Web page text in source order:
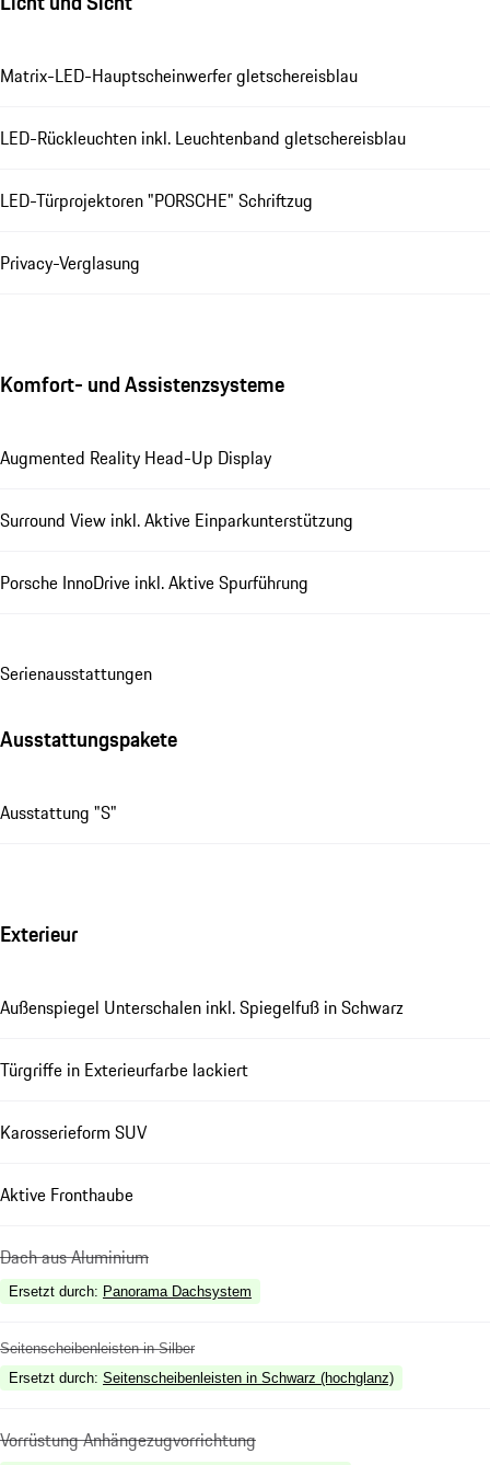
Matrix-LED-Hauptscheinwerfer gletschereisblau
LED-Rückleuchten inkl. Leuchtenband gletschereisblau
LED-Türprojektoren "PORSCHE" Schriftzug
Privacy-Verglasung
Komfort- und Assistenzsysteme
Augmented Reality Head-Up Display
Surround View inkl. Aktive Einparkunterstützung
Porsche InnoDrive inkl. Aktive Spurführung
Se­ri­en­aus­stat­tungen
Ausstattungspakete
Ausstattung "S"
Exterieur
Außenspiegel Unterschalen inkl. Spiegelfuß in Schwarz
Türgriffe in Exterieurfarbe lackiert
Karosserieform SUV
Aktive Fronthaube
Dach aus Aluminium
Ersetzt durch: Panorama Dachsystem
Seitenscheibenleisten in Silber
Ersetzt durch: Seitenscheibenleisten in Schwarz (hochglanz)
Vorrüstung Anhängezugvorrichtung